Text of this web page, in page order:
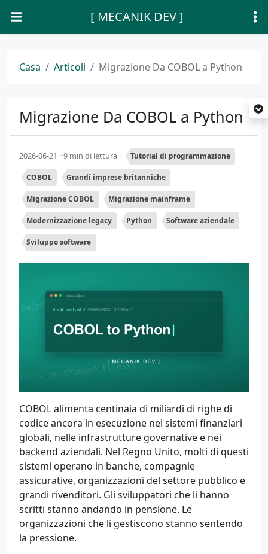
[ MECANIK DEV ]
Casa Articoli Migrazione Da COBOL a Python
Migrazione Da COBOL a Python
2026-06-21 9 min di lettura Tutorial di programmazione
COBOL Grandi imprese britanniche
Migrazione COBOL Migrazione mainframe
Modernizzazione legacy Python Software aziendale
Sviluppo software
COBOL alimenta centinaia di miliardi di righe di
codice ancora in esecuzione nei sistemi finanziari
globali, nelle infrastrutture governative e nei
backend aziendali. Nel Regno Unito, molti di questi
sistemi operano in banche, compagnie
assicurative, organizzazioni del settore pubblico e
grandi rivenditori. Gli sviluppatori che li hanno
scritti stanno andando in pensione. Le
organizzazioni che li gestiscono stanno sentendo
la pressione.